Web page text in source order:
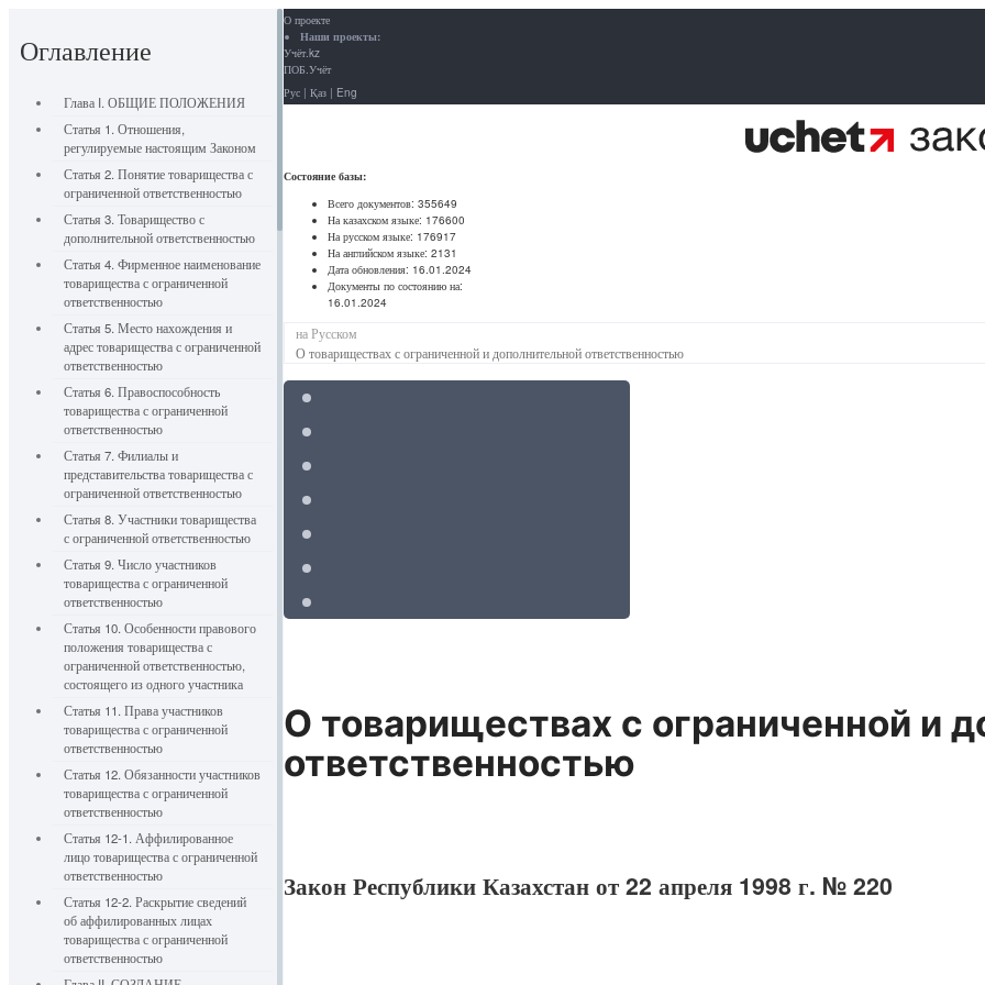
Оглавление
Глава I. ОБЩИЕ ПОЛОЖЕНИЯ
Статья 1. Отношения,
регулируемые настоящим Законом
Статья 2. Понятие товарищества с
ограниченной ответственностью
Статья 3. Товарищество с
дополнительной ответственностью
Статья 4. Фирменное наименование
товарищества с ограниченной
ответственностью
Статья 5. Место нахождения и
адрес товарищества с ограниченной
ответственностью
Статья 6. Правоспособность
товарищества с ограниченной
ответственностью
Статья 7. Филиалы и
представительства товарищества с
ограниченной ответственностью
Статья 8. Участники товарищества
с ограниченной ответственностью
Статья 9. Число участников
товарищества с ограниченной
ответственностью
Статья 10. Особенности правового
положения товарищества с
ограниченной ответственностью,
состоящего из одного участника
Статья 11. Права участников
товарищества с ограниченной
ответственностью
Статья 12. Обязанности участников
товарищества с ограниченной
ответственностью
Статья 12-1. Аффилированное
лицо товарищества с ограниченной
ответственностью
Статья 12-2. Раскрытие сведений
об аффилированных лицах
товарищества с ограниченной
ответственностью
О проекте
Наши проекты:
Учёт.kz
ПОБ.Учёт
Рус | Қаз | Eng
Состояние базы:
Всего документов: 355649
На казахском языке: 176600
На русском языке: 176917
На английском языке: 2131
Дата обновления: 16.01.2024
Документы по состоянию на:
16.01.2024
на Русском
О товариществах с ограниченной и дополнительной ответственностью
О товариществах с ограниченной и
ответственностью
Закон Республики Казахстан от 22 апреля 1998 г. № 220